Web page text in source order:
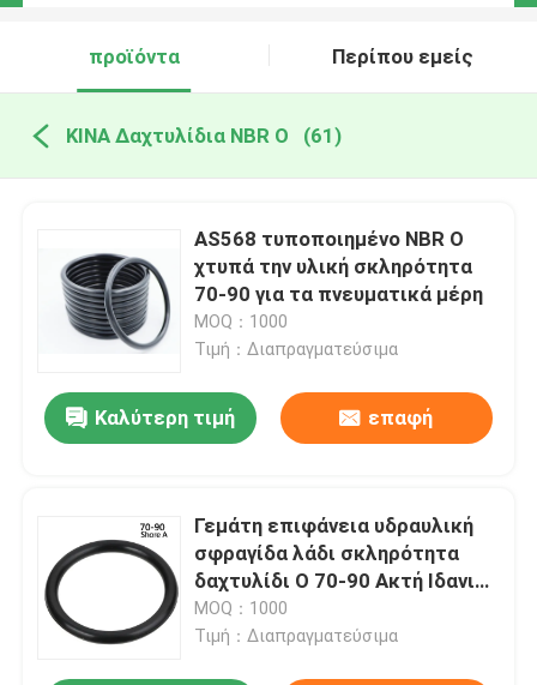
προϊόντα Περίπου εμείς
ΚΙΝΑ Δαχτυλίδια NBR Ο (61)
AS568 τυποποιημένο NBR Ο
χτυπά την υλική σκληρότητα
70-90 για τα πνευματικά μέρη
MOQ：1000
Τιμή：Διαπραγματεύσιμα
Καλύτερη τιμή επαφή
Γεμάτη επιφάνεια υδραυλική
σφραγίδα λάδι σκληρότητα
δαχτυλίδι O 70-90 Ακτή Ιδανικό
για υδραυλικές αντλίες
κύλινδροι και βαλβίδες
MOQ：1000
Τιμή：Διαπραγματεύσιμα